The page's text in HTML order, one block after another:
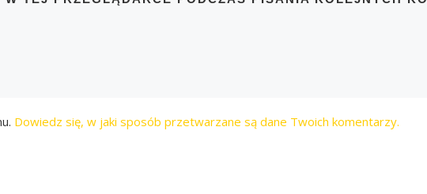
Dowiedz się, w jaki sposób przetwarzane są dane Twoich komentarzy.